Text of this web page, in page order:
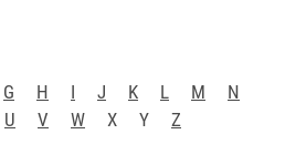
G H I J K L M
N
U V W X Y Z